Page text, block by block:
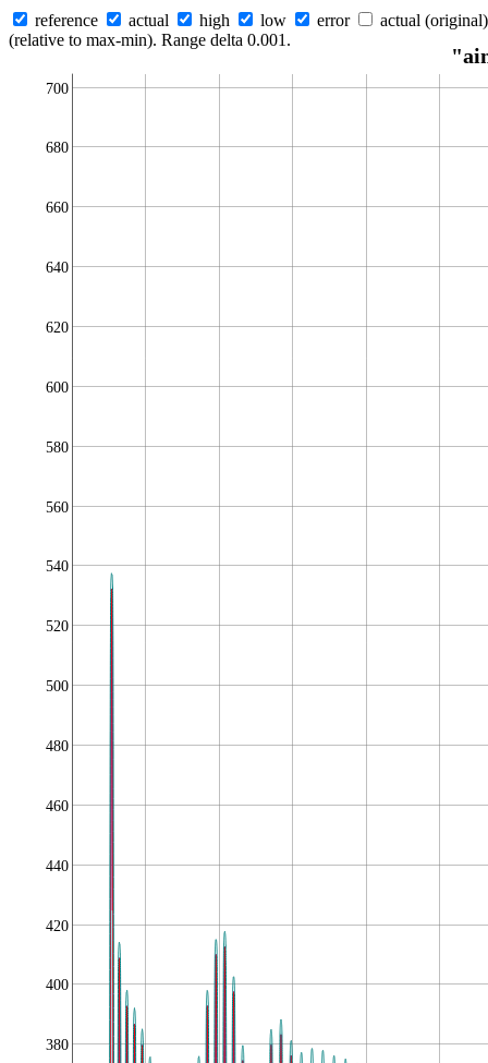
380
400
420
440
460
480
500
520
540
560
580
600
620
640
660
680
700
reference actual high low error
actual (original)
(relative to max-min). Range delta 0.001.